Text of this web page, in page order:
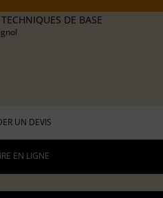
DE BASE
UN DEVIS
EN LIGNE